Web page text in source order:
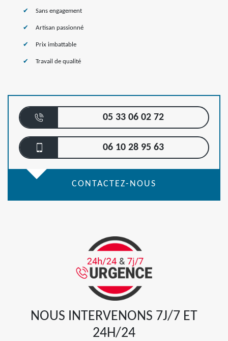
Sans engagement
Artisan passionné
Prix imbattable
Travail de qualité
05 33 06 02 72
06 10 28 95 63
CONTACTEZ-NOUS
NOUS INTERVENONS 7J/7 ET
24H/24